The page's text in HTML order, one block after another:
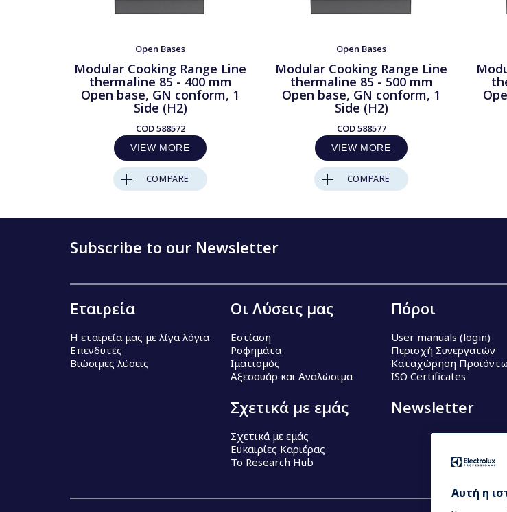
Open Bases
Modular Cooking Range Line
thermaline 85 - 400 mm
Open base, GN conform, 1
Side (H2)
COD588572
VIEW MORE
COMPARE
Open Bases
Modular Cooking Range Line
thermaline 85 - 500 mm
Open base, GN conform, 1
Side (H2)
COD588577
VIEW MORE
COMPARE
Subscribe to our Newsletter
Εταιρεία
Η εταιρεία μας με λίγα λόγια
Επενδυτές
Βιώσιμες λύσεις
Οι Λύσεις μας
Εστίαση
Ροφημάτα
Ιματισμός
Αξεσουάρ και Αναλώσιμα
Σχετικά με εμάς
Σχετικά με εμάς
Ευκαιρίες Καριέρας
Το Research Hub
Πόροι
User manuals (login)
Περιοχή Συνεργατών
Καταχώρηση
ISO Certificates
Newsletter
Αυτή η